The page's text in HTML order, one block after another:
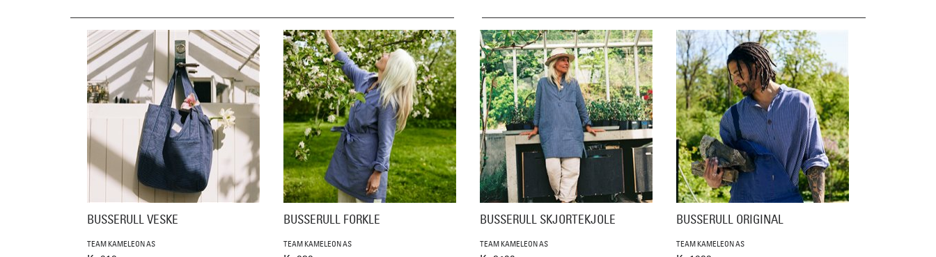
BUSSERULL VESKE
TEAM KAMELEON AS
BUSSERULL FORKLE
TEAM KAMELEON AS
BUSSERULL SKJORTEKJOLE
TEAM KAMELEON AS
BUSSERULL ORIGINAL
TEAM KAMELEON AS